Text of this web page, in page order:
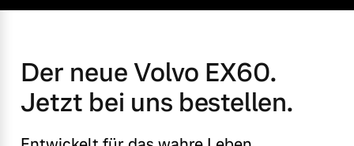
Angebot anfragen
Service by Volvo
Sie erhalten bei uns eine
Der neue Volvo EX60.
Jetzt bei uns bestellen.